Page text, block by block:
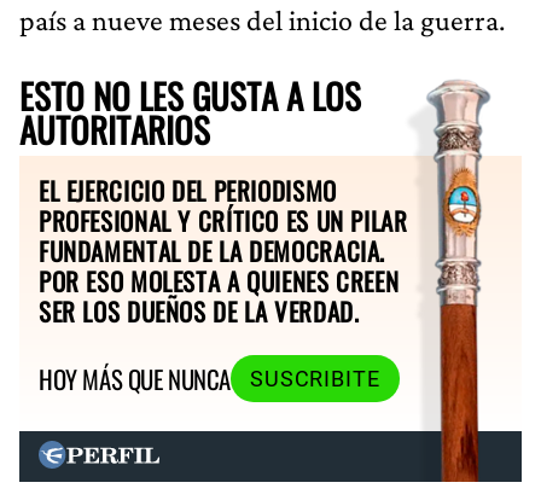
país a nueve meses del inicio de la guerra.
ESTO NO LES GUSTA A LOS
AUTORITARIOS
EL EJERCICIO DEL PERIODISMO
PROFESIONAL Y CRÍTICO ES UN PILAR
FUNDAMENTAL DE LA DEMOCRACIA.
POR ESO MOLESTA A QUIENES CREEN
SER LOS DUEÑOS DE LA VERDAD.
HOY MÁS QUE NUNCA
SUSCRIBITE